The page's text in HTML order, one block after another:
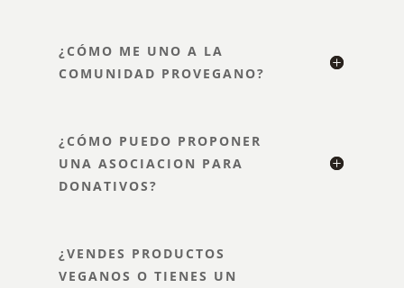
¿CÓMO ME UNO A LA
COMUNIDAD PROVEGANO?
¿CÓMO PUEDO PROPONER
UNA ASOCIACION PARA
DONATIVOS?
¿VENDES PRODUCTOS
VEGANOS O TIENES UN